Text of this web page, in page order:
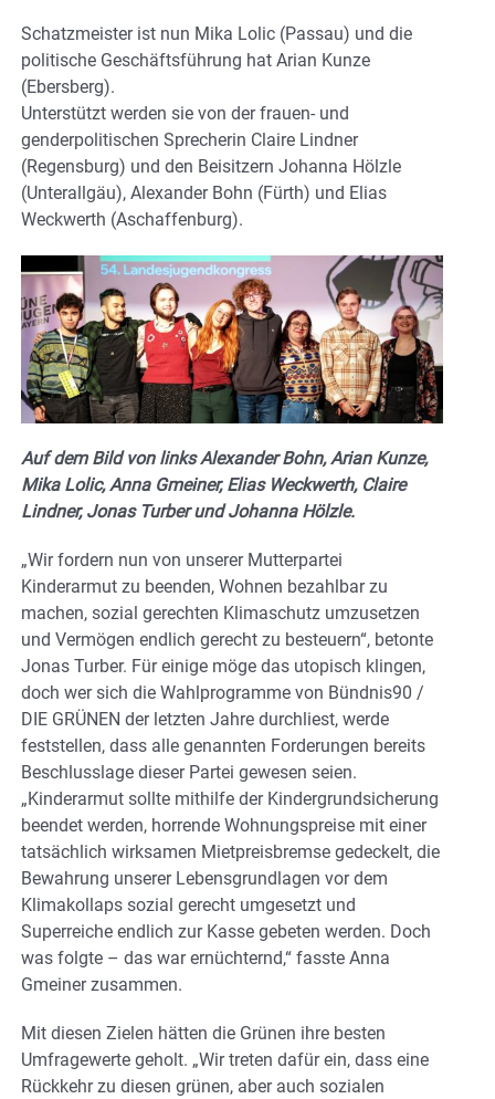
Schatzmeister ist nun Mika Lolic (Passau) und die
politische Geschäftsführung hat Arian Kunze
(Ebersberg).
Unterstützt werden sie von der frauen- und
genderpolitischen Sprecherin Claire Lindner
(Regensburg) und den Beisitzern Johanna Hölzle
(Unterallgäu), Alexander Bohn (Fürth) und Elias
Weckwerth (Aschaffenburg).
Auf dem Bild von links Alexander Bohn, Arian Kunze,
Mika Lolic, Anna Gmeiner, Elias Weckwerth, Claire
Lindner, Jonas Turber und Johanna Hölzle.
„Wir fordern nun von unserer Mutterpartei
Kinderarmut zu beenden, Wohnen bezahlbar zu
machen, sozial gerechten Klimaschutz umzusetzen
und Vermögen endlich gerecht zu besteuern“, betonte
Jonas Turber. Für einige möge das utopisch klingen,
doch wer sich die Wahlprogramme von Bündnis90 /
DIE GRÜNEN der letzten Jahre durchliest, werde
feststellen, dass alle genannten Forderungen bereits
Beschlusslage dieser Partei gewesen seien.
„Kinderarmut sollte mithilfe der Kindergrundsicherung
beendet werden, horrende Wohnungspreise mit einer
tatsächlich wirksamen Mietpreisbremse gedeckelt, die
Bewahrung unserer Lebensgrundlagen vor dem
Klimakollaps sozial gerecht umgesetzt und
Superreiche endlich zur Kasse gebeten werden. Doch
was folgte – das war ernüchternd,“ fasste Anna
Gmeiner zusammen.
Mit diesen Zielen hätten die Grünen ihre besten
Umfragewerte geholt. „Wir treten dafür ein, dass eine
Rückkehr zu diesen grünen, aber auch sozialen